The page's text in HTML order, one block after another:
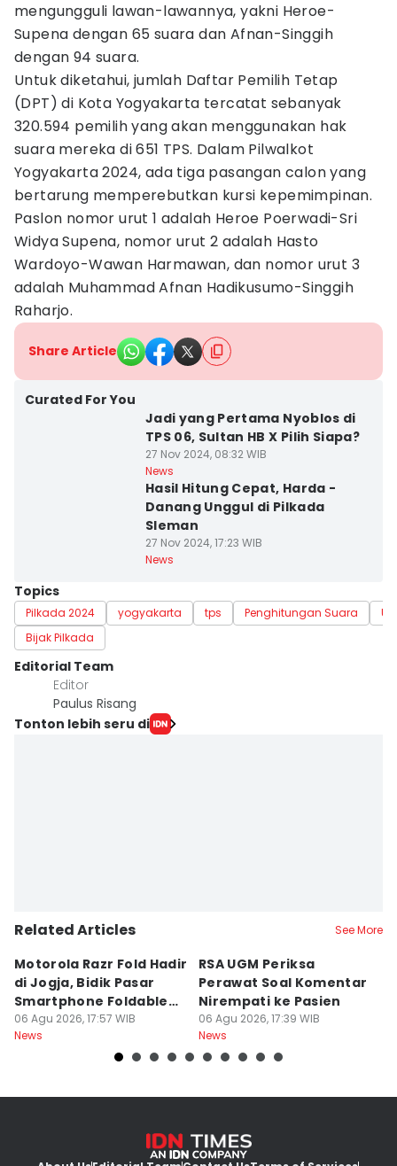
mengungguli lawan-lawannya, yakni Heroe-
Supena dengan 65 suara dan Afnan-Singgih
dengan 94 suara.
Untuk diketahui, jumlah Daftar Pemilih Tetap
(DPT) di Kota Yogyakarta tercatat sebanyak
320.594 pemilih yang akan menggunakan hak
suara mereka di 651 TPS. Dalam Pilwalkot
Yogyakarta 2024, ada tiga pasangan calon yang
bertarung memperebutkan kursi kepemimpinan.
Paslon nomor urut 1 adalah Heroe Poerwadi-Sri
Widya Supena, nomor urut 2 adalah Hasto
Wardoyo-Wawan Harmawan, dan nomor urut 3
adalah Muhammad Afnan Hadikusumo-Singgih
Raharjo.
Share Article
Curated For You
Jadi yang Pertama Nyoblos di
TPS 06, Sultan HB X Pilih Siapa?
27 Nov 2024, 08:32 WIB
News
Hasil Hitung Cepat, Harda -
Danang Unggul di Pilkada
Sleman
27 Nov 2024, 17:23 WIB
News
Topics
Pilkada 2024 yogyakarta tps Penghitungan Suara
Bijak Pilkada
Editorial Team
Editor
Paulus Risang
Tonton lebih seru di
Related Articles See More
Motorola Razr Fold Hadir
di Jogja, Bidik Pasar
Smartphone Foldable
Premium
06 Agu 2026, 17:57 WIB
News
RSA UGM Periksa
Perawat Soal Komentar
Nirempati ke Pasien
06 Agu 2026, 17:39 WIB
News